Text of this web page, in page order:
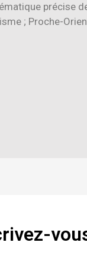
précise
; Proche-